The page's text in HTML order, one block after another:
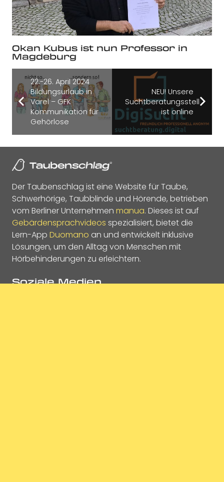
Okan Kubus ist nun Professor in
Magdeburg
22.-26. April 2024
Bildungsurlaub in
Varel – GFK
Kommunikation für
Gehörlose
NEU! Unsere
Suchtberatungsstelle
ist online
Der Taubenschlag ist eine Website für Taube,
Schwerhörige, Taubblinde und Hörende, betrieben
vom Berliner Unternehmen manua. Dieses ist auf
Gebärdensprachvideos spezialisiert, bietet die
Lern-App Duomano an und entwickelt inklusive
Lösungen, um den Alltag von Menschen mit
Hörbehinderungen zu erleichtern.
Soziale Medien